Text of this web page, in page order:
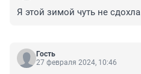
Я этой зимой чуть не сдохла
Гость
27 февраля 2024, 10:46